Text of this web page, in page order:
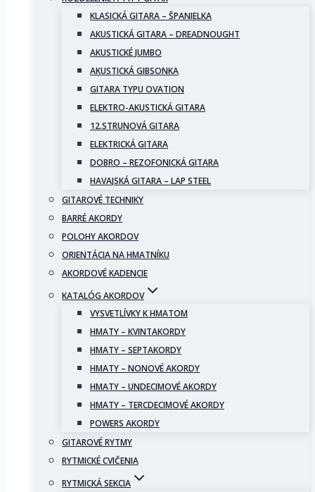
KLASICKÁ GITARA – ŠPANIELKA
AKUSTICKÁ GITARA – DREADNOUGHT
AKUSTICKÉ JUMBO
AKUSTICKÁ GIBSONKA
GITARA TYPU OVATION
ELEKTRO-AKUSTICKÁ GITARA
12.STRUNOVÁ GITARA
ELEKTRICKÁ GITARA
DOBRO – REZOFONICKÁ GITARA
HAVAJSKÁ GITARA – LAP STEEL
GITAROVÉ TECHNIKY
BARRÉ AKORDY
POLOHY AKORDOV
ORIENTÁCIA NA HMATNÍKU
AKORDOVÉ KADENCIE
KATALÓG AKORDOV
VYSVETLÍVKY K HMATOM
HMATY – KVINTAKORDY
HMATY – SEPTAKORDY
HMATY – NONOVÉ AKORDY
HMATY – UNDECIMOVÉ AKORDY
HMATY – TERCDECIMOVÉ AKORDY
POWERS AKORDY
GITAROVÉ RYTMY
RYTMICKÉ CVIČENIA
RYTMICKÁ SEKCIA